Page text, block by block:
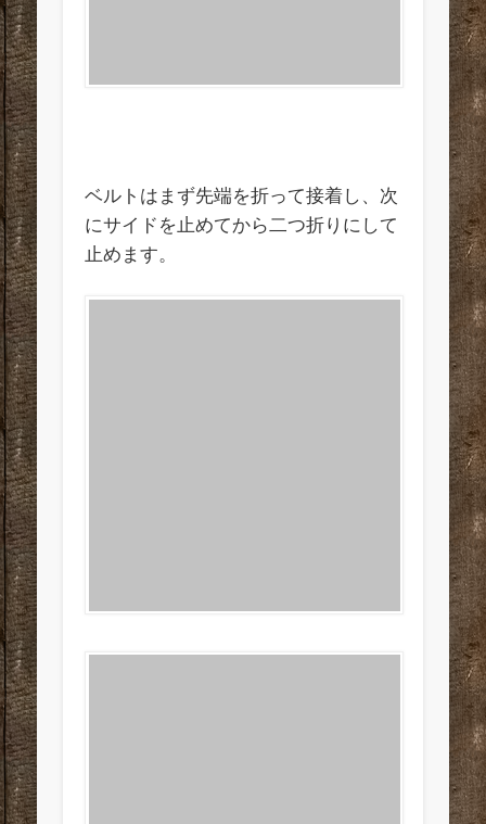
ベルトはまず先端を折って接着し、次
にサイドを止めてから二つ折りにして
止めます。